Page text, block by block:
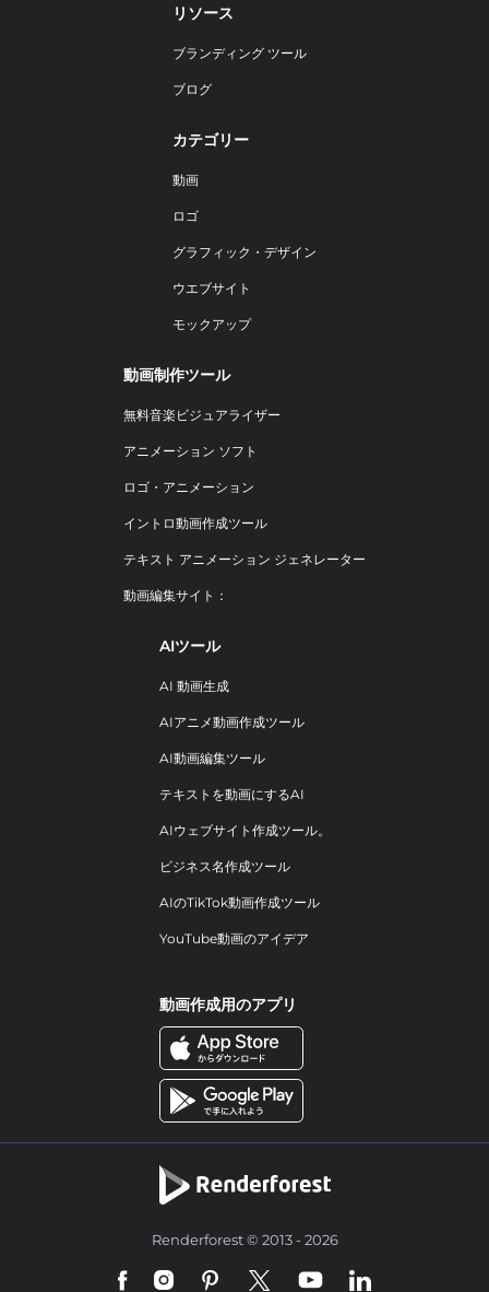
リソース
ブランディング ツール
ブログ
カテゴリー
動画
ロゴ
グラフィック・デザイン
ウエブサイト
モックアップ
動画制作ツール
無料音楽ビジュアライザー
アニメーション ソフト
ロゴ・アニメーション
イントロ動画作成ツール
テキスト アニメーション ジェネレーター
動画編集サイト：
AIツール
AI 動画生成
AIアニメ動画作成ツール
AI動画編集ツール
テキストを動画にするAI
AIウェブサイト作成ツール。
ビジネス名作成ツール
AIのTikTok動画作成ツール
YouTube動画のアイデア
動画作成用のアプリ
Renderforest © 2013 - 2026